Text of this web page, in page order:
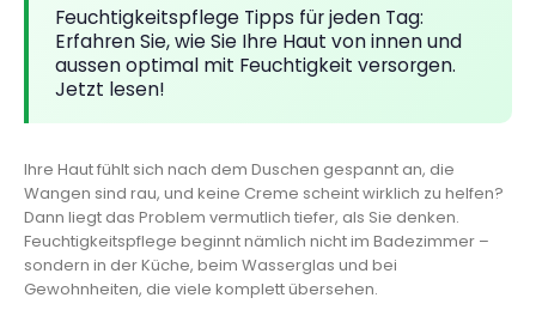
Feuchtigkeitspflege Tipps für jeden Tag:
Erfahren Sie, wie Sie Ihre Haut von innen und
aussen optimal mit Feuchtigkeit versorgen.
Jetzt lesen!
Ihre Haut fühlt sich nach dem Duschen gespannt an, die
Wangen sind rau, und keine Creme scheint wirklich zu helfen?
Dann liegt das Problem vermutlich tiefer, als Sie denken.
Feuchtigkeitspflege beginnt nämlich nicht im Badezimmer –
sondern in der Küche, beim Wasserglas und bei
Gewohnheiten, die viele komplett übersehen.